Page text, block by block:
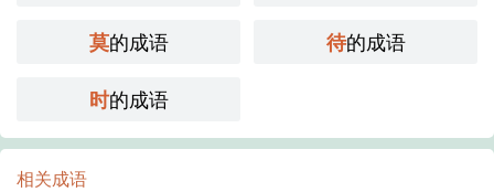
莫的成语 待的成语
时的成语
相关成语